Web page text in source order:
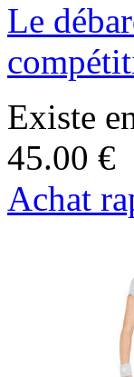
Le
Existe
45.00 €
Achat